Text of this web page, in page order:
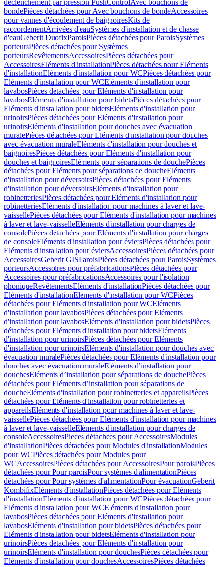
déclenchement par pression PushControlAvec bouchons de
bondePièces détachées pour Avec bouchons de bondeAccessoires
pour vannes d'écoulement de baignoiresKits de
raccordementArrivées d'eauSystèmes d'installation et de chasse
d'eauGeberit DuofixParoisPièces détachées pour ParoisSystèmes
porteursPièces détachées pour Systèmes
porteursRevêtementsAccessoiresPièces détachées pour
AccessoiresEléments d'installationPièces détachées pour Eléments
d'installationEléments d'installation pour WCPièces détachées pour
Eléments d'installation pour WCEléments d'installation pour
lavabosPièces détachées pour Eléments d'installation pour
lavabosEléments d'installation pour bidetsPièces détachées pour
Eléments d'installation pour bidetsEléments d'installation pour
urinoirsPièces détachées pour Eléments d'installation pour
urinoirsEléments d'installation pour douches avec évacuation
muralePièces détachées pour Eléments d'installation pour douches
avec évacuation muraleEléments d'installation pour douches et
baignoiresPièces détachées pour Eléments d'installation pour
douches et baignoiresEléments pour séparations de douchePièces
détachées pour Eléments pour séparations de doucheEléments
d'installation pour déversoirsPièces détachées pour Eléments
d'installation pour déversoirsEléments d'installation pour
robinetteriesPièces détachées pour Eléments d'installation pour
robinetteriesEléments d'installation pour machines à laver et lave-
vaissellePièces détachées pour Eléments d'installation pour machines
à laver et lave-vaisselleEléments d'installation pour charges de
consolePièces détachées pour Eléments d'installation pour charges
de consoleEléments d'installation pour éviersPièces détachées pour
Eléments d'installation pour éviersAccessoiresPièces détachées pour
AccessoiresGeberit GISParoisPièces détachées pour ParoisSystèmes
porteursAccessoires pour préfabricationsPièces détachées pour
Accessoires pour préfabricationsAccessoires pour l'isolation
phoniqueRevêtementsEléments d'installationPièces détachées pour
Eléments d'installationEléments d'installation pour WCPièces
détachées pour Eléments d'installation pour WCEléments
d'installation pour lavabosPièces détachées pour Eléments
d'installation pour lavabosEléments d'installation pour bidetsPièces
détachées pour Eléments d'installation pour bidetsEléments
d'installation pour urinoirsPièces détachées pour Eléments
d'installation pour urinoirsEléments d'installation pour douches avec
évacuation muralePièces détachées pour Eléments d'installation pour
douches avec évacuation muraleEléments d’installation pour
douchesEléments d’installation pour séparations de douchePièces
détachées pour Eléments d’installation pour séparations de
doucheEléments d'installation pour robinetteries et appareilsPièces
détachées pour Eléments d'installation pour robinetteries et
appareilsEléments d'installation pour machines à laver et lave-
vaissellePièces détachées pour Eléments d'installation pour machines
à laver et lave-vaisselleEléments d'installation pour charges de
consoleAccessoiresPièces détachées pour AccessoiresModules
d'installationPièces détachées pour Modules d'installationModules
pour WCPièces détachées pour Modules pour
WCAccessoiresPièces détachées pour AccessoiresPour paroisPièces
détachées pour Pour paroisPour systèmes d'alimentationPièces
détachées pour Pour systèmes d'alimentationPour évacuationGeberit
KombifixEléments d'installationPièces détachées pour Eléments
d'installationEléments d'installation pour WCPièces détachées pour
Eléments d'installation pour WCEléments d'installation pour
lavabosPièces détachées pour Eléments d'installation pour
lavabosEléments d'installation pour bidetsPièces détachées pour
Eléments d'installation pour bidetsEléments d'installation pour
urinoirsPièces détachées pour Eléments d'installation pour
urinoirsEléments d'installation pour douchesPièces détachées pour
Eléments d'installation pour douchesAccessoiresPièces détachées